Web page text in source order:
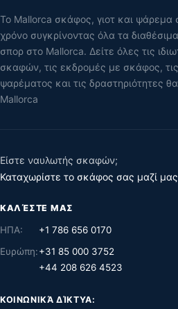
Το Mallorca σκάφος, γιοτ και ψάρεμα
χρόνο συγκρίνοντας όλα τα
σπορ στο Mallorca. Δείτε όλες τις
σκαφών, τις εκδρομές με σκάφος, τις
ψαρέματος και τις δραστηριότητες
Mallorca
Είστε ναυλωτής σκαφών;
Καταχωρίστε το σκάφος σας μαζί μας
ΚΑΛΈΣΤΕ ΜΑΣ
ΗΠΑ:
+1 786 656 0170
Ευρώπη:+31 85 000 3752
+44 208 626 4523
ΚΟΙΝΩΝΙΚΆ ΔΊΚΤΥΑ: